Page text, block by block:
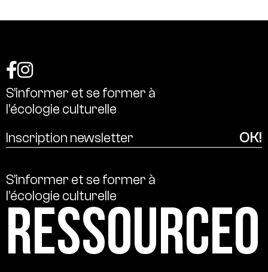
S’informer et se former à
l’écologie culturelle
S’informer et se former à
l’écologie culturelle
Ressource0